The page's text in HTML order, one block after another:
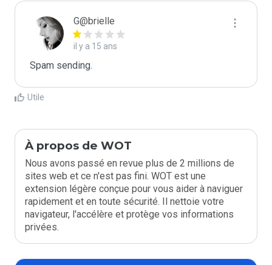
G@brielle
il y a 15 ans
Spam sending.
Utile
À propos de WOT
Nous avons passé en revue plus de 2 millions de
sites web et ce n'est pas fini. WOT est une
extension légère conçue pour vous aider à naviguer
rapidement et en toute sécurité. Il nettoie votre
navigateur, l'accélère et protège vos informations
privées.